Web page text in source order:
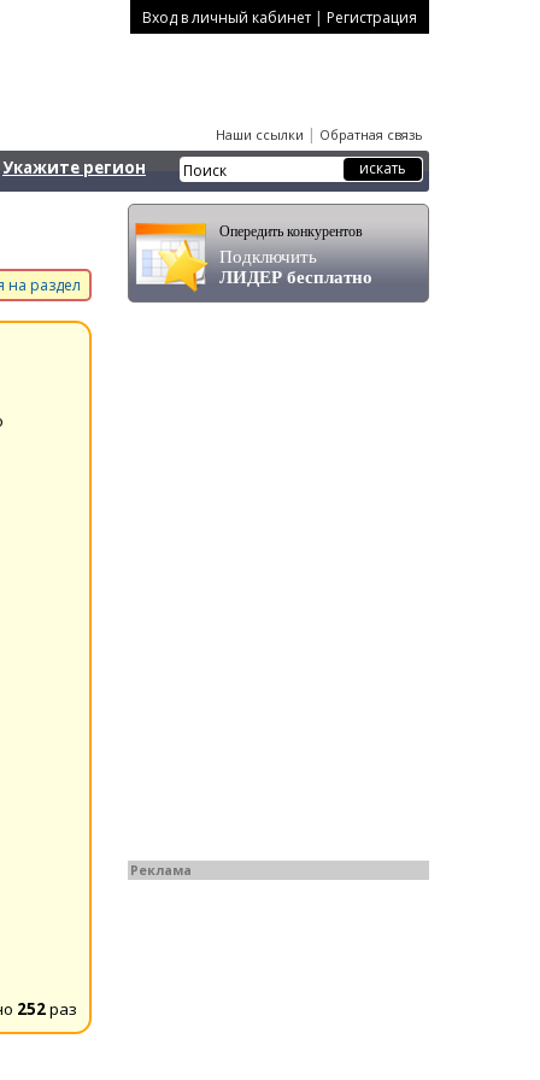
Вход в личный кабинет | Регистрация
Наши ссылки | Обратная связь
Укажите регион
на раздел
252раз
Опередить конкурентов
Подключить
ЛИДЕР бесплатно
Реклама